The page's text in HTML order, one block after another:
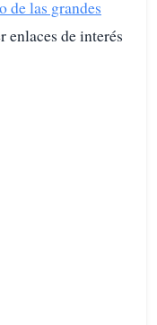
de las grandes
enlaces de interés